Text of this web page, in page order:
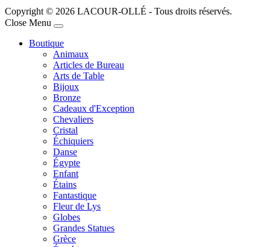
Copyright © 2026 LACOUR-OLLÉ - Tous droits réservés.
Joomla! 3 Templates
Close Menu
Boutique
Animaux
Articles de Bureau
Arts de Table
Bijoux
Bronze
Cadeaux d'Exception
Chevaliers
Cristal
Échiquiers
Danse
Égypte
Enfant
Étains
Fantastique
Fleur de Lys
Globes
Grandes Statues
Grèce